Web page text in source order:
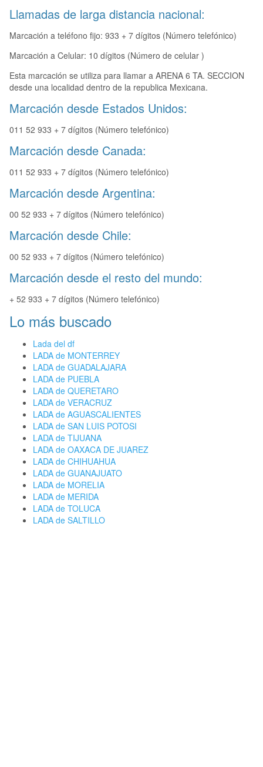
Llamadas de larga distancia nacional:
Marcación a teléfono fijo: 933 + 7 dígitos (Número telefónico)
Marcación a Celular: 10 dígitos (Número de celular )
Esta marcación se utiliza para llamar a ARENA 6 TA. SECCION
desde una localidad dentro de la republica Mexicana.
Marcación desde Estados Unidos:
011 52 933 + 7 dígitos (Número telefónico)
Marcación desde Canada:
011 52 933 + 7 dígitos (Número telefónico)
Marcación desde Argentina:
00 52 933 + 7 dígitos (Número telefónico)
Marcación desde Chile:
00 52 933 + 7 dígitos (Número telefónico)
Marcación desde el resto del mundo:
+ 52 933 + 7 dígitos (Número telefónico)
Lo más buscado
Lada del df
LADA de MONTERREY
LADA de GUADALAJARA
LADA de PUEBLA
LADA de QUERETARO
LADA de VERACRUZ
LADA de AGUASCALIENTES
LADA de SAN LUIS POTOSI
LADA de TIJUANA
LADA de OAXACA DE JUAREZ
LADA de CHIHUAHUA
LADA de GUANAJUATO
LADA de MORELIA
LADA de MERIDA
LADA de TOLUCA
LADA de SALTILLO